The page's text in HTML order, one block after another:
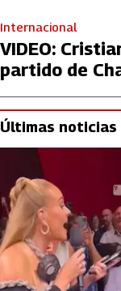
Internacional
VIDEO:
partido de
Últimas noticias